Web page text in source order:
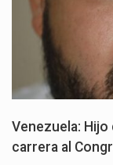
Venezuela:
carrera al